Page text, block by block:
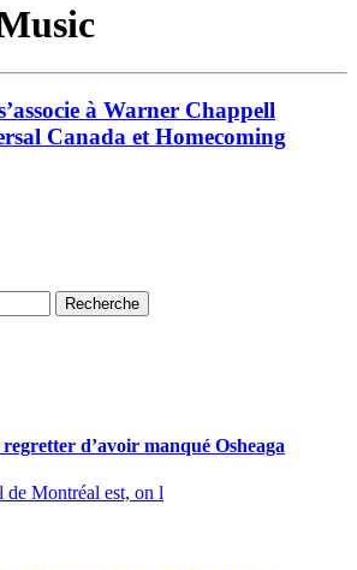
à Warner Chappell
Canada et Homecoming
Recherche
d’avoir manqué Osheaga
de Montréal est, on l